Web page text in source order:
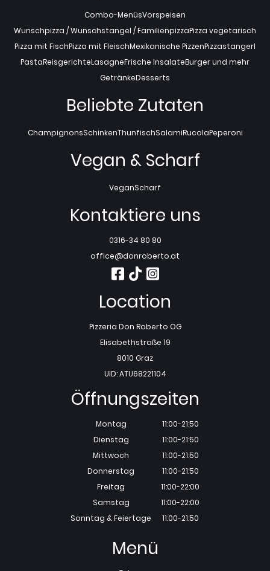
Combo-MenüsVorspeisen
Wunschpizza / Wunschstangel / FamilienpizzaPizza vegetarisch
Pizza mit FischPizza mit FleischMexikanische PizzenPizzastangerl
PastaReisgerichteLasagneFrische InsalateBurger und mehr
GetränkeDesserts
Beliebte Zutaten
ChampignonsSchinkenThunfischSalamiRucolaPeperoni
Vegan & Scharf
VeganScharf
Kontaktiere uns
0316-34 80 80
office@donroberto.at
Location
Pizzeria Don Roberto OG
Elisabethstraße 19
8010 Graz
UID: ATU68221104
Öffnungszeiten
Montag
Dienstag
Mittwoch
Donnerstag
Freitag
Samstag
Sonntag & Feiertage
11:00-21:50
11:00-21:50
11:00-21:50
11:00-21:50
11:00-22:00
11:00-22:00
11:00-21:50
Menü